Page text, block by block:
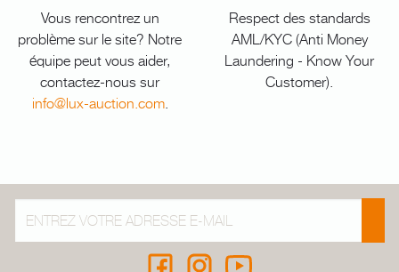
Vous rencontrez un
problème sur le site? Notre
équipe peut vous aider,
contactez-nous sur
info@lux-auction.com.
Respect des standards
AML/KYC (Anti Money
Laundering - Know Your
Customer).